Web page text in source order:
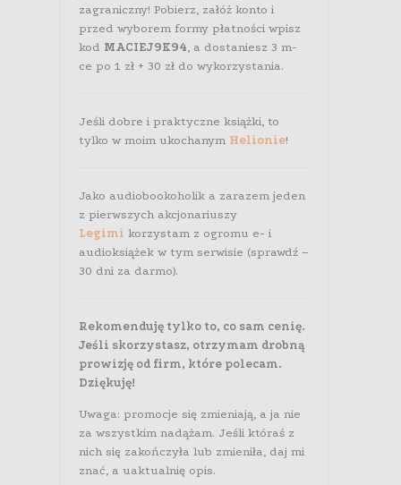
zagraniczny! Pobierz, załóż konto i
przed wyborem formy płatności wpisz
kod MACIEJ9K94, a dostaniesz 3 m-
ce po 1 zł + 30 zł do wykorzystania.
Jeśli dobre i praktyczne książki, to
tylko w moim ukochanym Helionie!
Jako audiobookoholik a zarazem jeden
z pierwszych akcjonariuszy
Legimi korzystam z ogromu e- i
audioksiążek w tym serwisie (sprawdź –
30 dni za darmo).
Rekomenduję tylko to, co sam cenię.
Jeśli skorzystasz, otrzymam drobną
prowizję od firm, które polecam.
Dziękuję!
Uwaga: promocje się zmieniają, a ja nie
za wszystkim nadążam. Jeśli któraś z
nich się zakończyła lub zmieniła, daj mi
znać, a uaktualnię opis.